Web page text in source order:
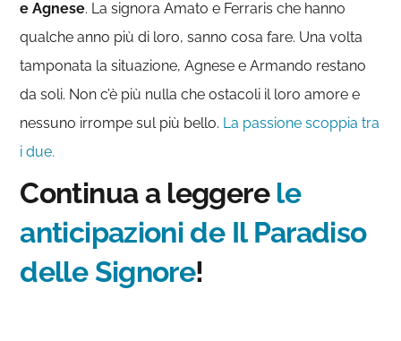
e Agnese. La signora Amato e Ferraris che hanno
qualche anno più di loro, sanno cosa fare. Una volta
tamponata la situazione, Agnese e Armando restano
da soli. Non c’è più nulla che ostacoli il loro amore e
nessuno irrompe sul più bello. La passione scoppia tra
i due.
Continua a leggere le
anticipazioni de Il Paradiso
delle Signore!